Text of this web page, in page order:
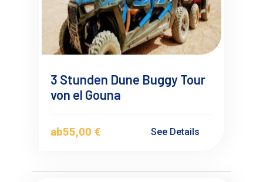
3 Stunden Dune Buggy Tour
von el Gouna
ab55,00 € See Details